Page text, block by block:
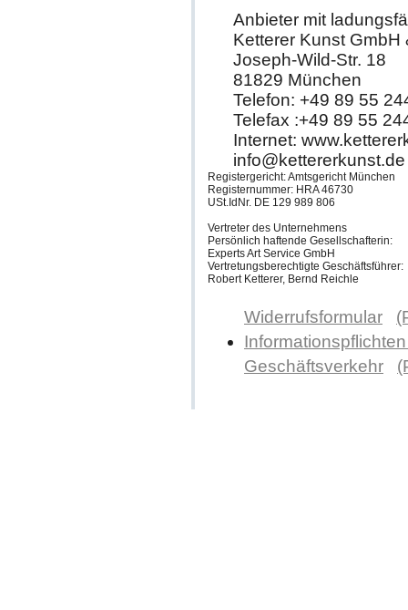
Anbieter mit
Ketterer Kunst GmbH
Joseph-Wild-Str. 18
81829 München
Telefon: +49 89 55
Telefax :+49 89 55
Internet:
info@kettererkunst.de
Registergericht: Amtsgericht München
Registernummer: HRA 46730
USt.IdNr. DE 129 989 806
Vertreter des Unternehmens
Persönlich haftende Gesellschafterin:
Experts Art Service GmbH
Vertretungsberechtigte Geschäftsführer:
Robert Ketterer, Bernd Reichle
Widerrufsformular
Geschäftsverkehr